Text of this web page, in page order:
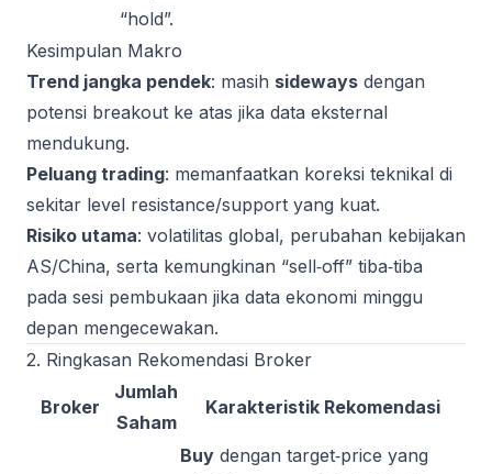
“hold”.
Kesimpulan Makro
Trend jangka pendek: masih sideways dengan
potensi breakout ke atas jika data eksternal
mendukung.
Peluang trading: memanfaatkan koreksi teknikal di
sekitar level resistance/support yang kuat.
Risiko utama: volatilitas global, perubahan kebijakan
AS/China, serta kemungkinan “sell‑off” tiba‑tiba
pada sesi pembukaan jika data ekonomi minggu
depan mengecewakan.
2. Ringkasan Rekomendasi Broker
Broker
Jumlah
Saham
Karakteristik Rekomendasi
Buy dengan target‑price yang